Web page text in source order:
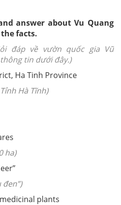
answer about Vu Quang
facts.
đáp về vườn quốc gia Vũ
tin dưới đây.)
Ha Tinh Province
Hà Tĩnh)
ha)
plants